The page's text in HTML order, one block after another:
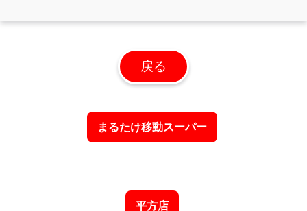
戻る
まるたけ移動スーパー
平方店